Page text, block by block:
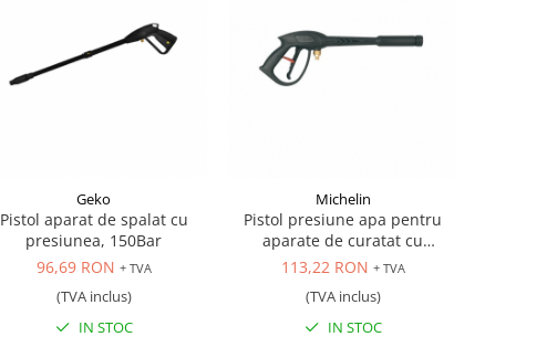
Geko
Pistol aparat de spalat cu
presiunea, 150Bar
96,69 RON + TVA
(TVA inclus)
IN STOC
Michelin
Pistol presiune apa pentru
aparate de curatat cu
presiune, 1/4"
113,22 RON + TVA
(TVA inclus)
IN STOC